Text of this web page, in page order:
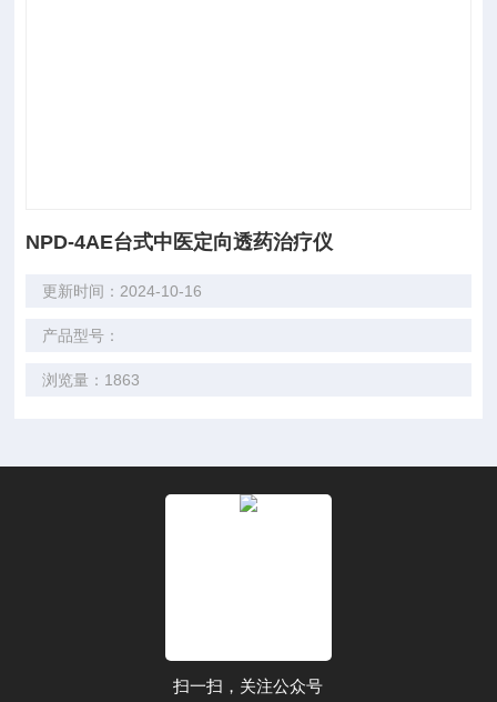
NPD-4AE台式中医定向透药治疗仪
更新时间：2024-10-16
产品型号：
浏览量：1863
扫一扫，关注公众号